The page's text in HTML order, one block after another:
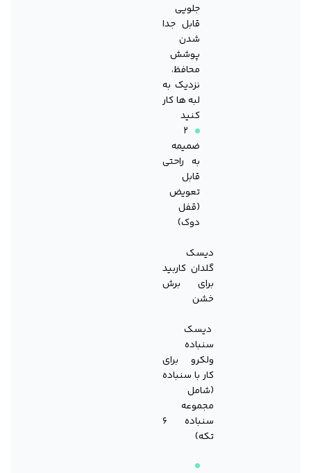
جلویی
قابل جدا
شدن
پوشش
محافظ،
نزدیک به
لبه ها کار
کنید
۲
ضمیمه
به راحتی
قابل
تعویض
(قفل
دوک)
دیسک
گلدان کاربید
برای برش
خشن
دیسک
سنباده
ولکرو برای
کار با سنباده
(شامل
مجموعه
سنباده ۶
تکه)